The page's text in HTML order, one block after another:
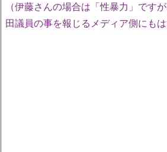
（伊藤さんの場合は「性暴力」です
田議員の事を報じるメディア側にもは